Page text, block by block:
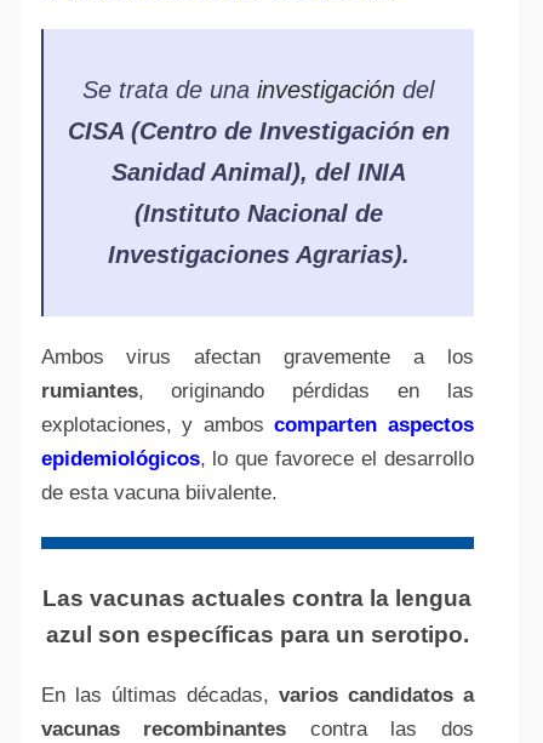
Se trata de una investigación del
CISA (Centro de Investigación en
Sanidad Animal), del INIA
(Instituto Nacional de
Investigaciones Agrarias).
Ambos virus afectan gravemente a los
rumiantes, originando pérdidas en las
explotaciones, y ambos comparten aspectos
epidemiológicos, lo que favorece el desarrollo
de esta vacuna biivalente.
Las vacunas actuales contra la lengua
azul son específicas para un serotipo.
En las últimas décadas, varios candidatos a
vacunas recombinantes contra las dos